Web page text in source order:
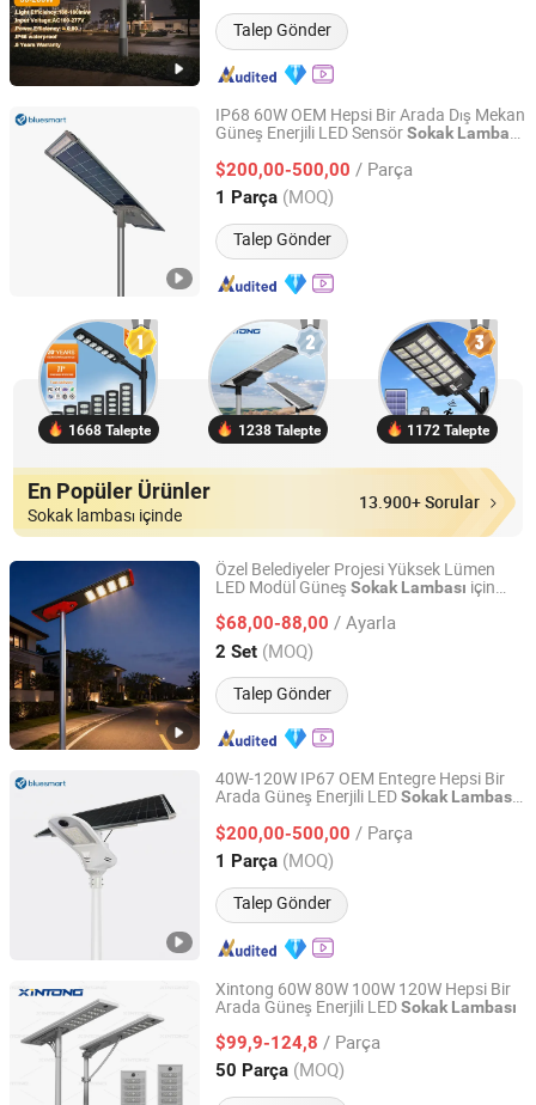
Talep Gönder
IP68 60W OEM Hepsi Bir Arada Dış Mekan
Güneş Enerjili LED SensörSokak Lambası
$200,00-500,00 / Parça
1 Parça (MOQ)
Talep Gönder
Bluesmart Solar PV Co., Ltd.
Guangdong, China Fiyat 2016
1668 Talepte 1238 Talepte 1172 Talepte
En Popüler Ürünler
Sokak lambası içinde
13.900+ Sorular
Özel Belediyeler Projesi Yüksek Lümen
LED Modül Güneş Sokak Lambası için
$68,00-88,00 / Ayarla
2 Set (MOQ)
Talep Gönder
Yangzhou Qiangsheng Electric Co., Ltd.
Jiangsu, China Fiyat 2026
40W-120W IP67 OEM Entegre Hepsi Bir
Arada Güneş Enerjili LEDSokak Lambası
$200,00-500,00 / Parça
1 Parça (MOQ)
Talep Gönder
Bluesmart Solar PV Co., Ltd.
Guangdong, China Fiyat 2016
Xintong 60W 80W 100W 120W Hepsi Bir
Arada Güneş Enerjili LEDSokak Lambası
$99,9-124,8 / Parça
50 Parça (MOQ)
Yangzhou Xintong Transport Equipment Group Co., Ltd.
Jiangsu, China Fiyat 2019